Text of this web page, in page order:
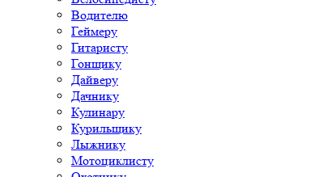
Водителю
Геймеру
Гитаристу
Гонщику
Дайверу
Дачнику
Кулинару
Курильщику
Лыжнику
Мотоциклисту